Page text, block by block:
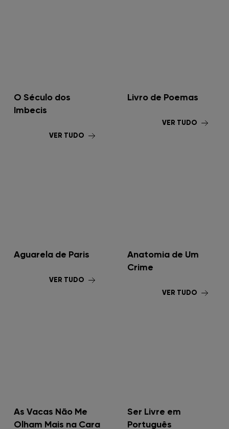
O Século dos
Imbecis
VER TUDO
Livro de Poemas
VER TUDO
Aguarela de Paris
VER TUDO
Anatomia de Um
Crime
VER TUDO
As Vacas Não Me
Olham Mais na Cara
Ser Livre em
Português